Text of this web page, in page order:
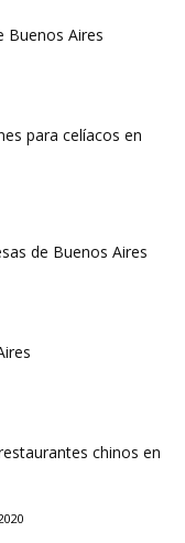
Buenos Aires
para celíacos en
de Buenos Aires
chinos en